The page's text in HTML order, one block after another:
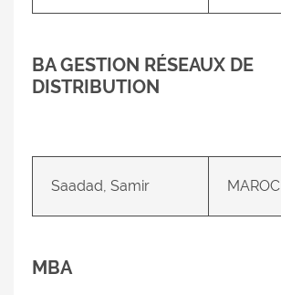
BA GESTION RÉSEAUX DE
DISTRIBUTION
Saadad, Samir MAROC
MBA